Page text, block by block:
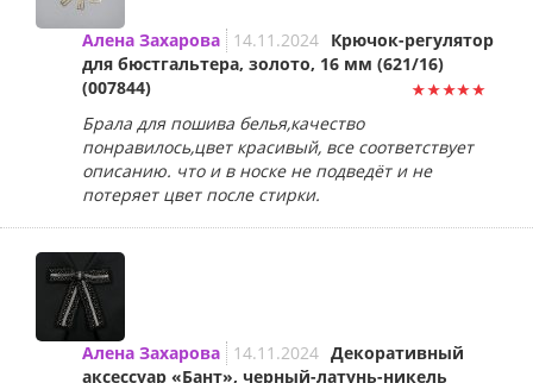
Алена Захарова 14.11.2024 Крючок-регулятор
для бюстгальтера, золото, 16 мм (621/16)
(007844)
Брала для пошива белья,качество
понравилось,цвет красивый, все соответствует
описанию. что и в носке не подведёт и не
потеряет цвет после стирки.
Алена Захарова 14.11.2024 Декоративный
аксессуар «Бант», черный-латунь-никель